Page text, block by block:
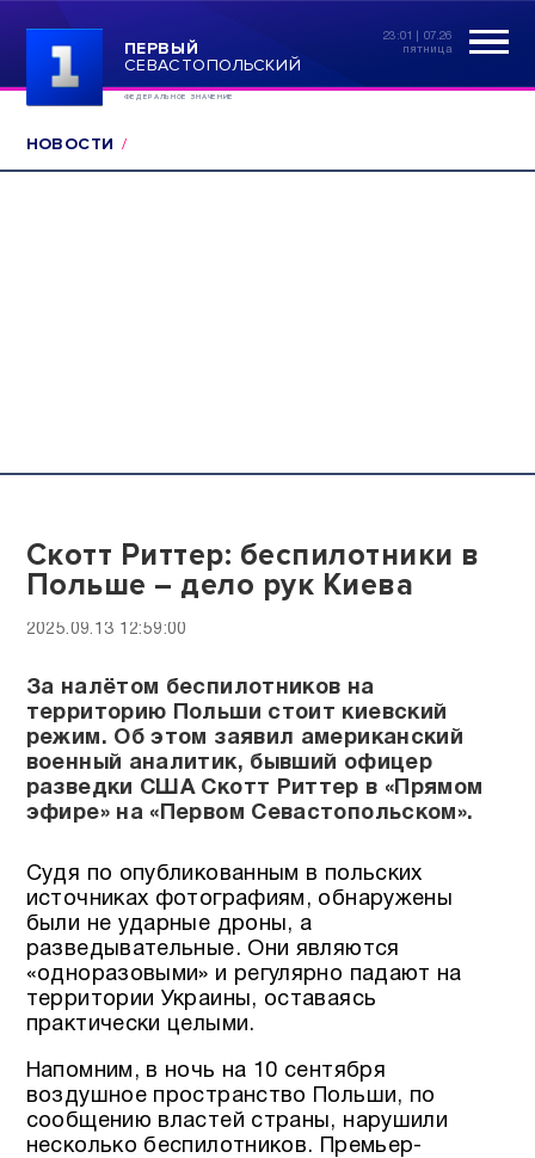
ПЕРВЫЙ
СЕВАСТОПОЛЬСКИЙ
ФЕДЕРАЛЬНОЕ ЗНАЧЕНИЕ
23:01 | 07.26
пятница
НОВОСТИ
Скотт Риттер: беспилотники в
Польше – дело рук Киева
2025.09.13 12:59:00
За налётом беспилотников на
территорию Польши стоит киевский
режим. Об этом заявил американский
военный аналитик, бывший офицер
разведки США Скотт Риттер в «Прямом
эфире» на «Первом Севастопольском».
Судя по опубликованным в польских
источниках фотографиям, обнаружены
были не ударные дроны, а
разведывательные. Они являются
«одноразовыми» и регулярно падают на
территории Украины, оставаясь
практически целыми.
Напомним, в ночь на 10 сентября
воздушное пространство Польши, по
сообщению властей страны, нарушили
несколько беспилотников. Премьер-